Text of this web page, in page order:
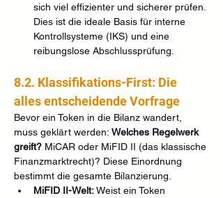
sich viel effizienter und sicherer prüfen.
Dies ist die ideale Basis für interne
Kontrollsysteme (IKS) und eine
reibungslose Abschlussprüfung.
8.2. Klassifikations-First: Die
alles entscheidende Vorfrage
Bevor ein Token in die Bilanz wandert,
muss geklärt werden: Welches Regelwerk
greift? MiCAR oder MiFID II (das klassische
Finanzmarktrecht)? Diese Einordnung
bestimmt die gesamte Bilanzierung.
MiFID II-Welt: Weist ein Token